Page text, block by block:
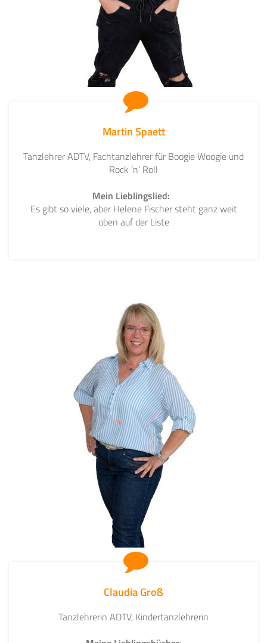
Martin Spaett
Tanzlehrer ADTV, Fachtanzlehrer für Boogie Woogie und
Rock ‘n‘ Roll
Mein Lieblingslied:
Es gibt so viele, aber Helene Fischer steht ganz weit
oben auf der Liste
Claudia Groß
Tanzlehrerin ADTV, Kindertanzlehrerin